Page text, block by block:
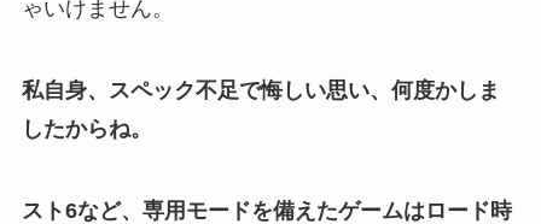
ゃいけません。
私自身、スペック不足で悔しい思い、何度かしま
したからね。
スト6など、専用モードを備えたゲームはロード時